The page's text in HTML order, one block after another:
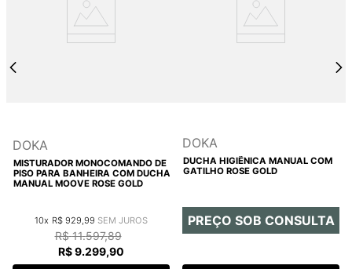
DOKA
MISTURADOR MONOCOMANDO DE
PISO PARA BANHEIRA COM DUCHA
MANUAL MOOVE ROSE GOLD
10 R$ 929 99
R$ 11.597,89
R$9.299,90
DOKA
DUCHA HIGIÊNICA MANUAL COM
GATILHO ROSE GOLD
PREÇO SOB CONSULTA